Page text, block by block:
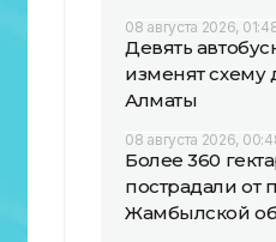
08 августа 2026,
Девять
изменят
Алматы
08 августа 2026,
Более 360
пострадали от
Жамбылской